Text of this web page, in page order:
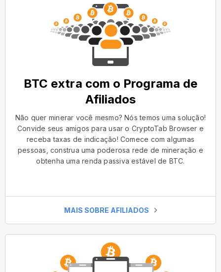
BTC extra com o Programa de
Afiliados
Não quer minerar você mesmo? Nós temos uma solução!
Convide seus amigos para usar o CryptoTab Browser e
receba taxas de indicação! Comece com algumas
pessoas, construa uma poderosa rede de mineração e
obtenha uma renda passiva estável de BTC.
MAIS SOBRE AFILIADOS